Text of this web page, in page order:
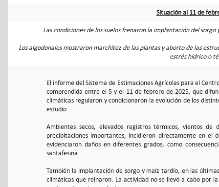
Situación al 11 de
Las condiciones de los suelos frenaron la implantación del
Los algodonales mostraron marchitez de las plantas y aborto de las
estrés hídrico o
El informe del Sistema de Estimaciones Agrícolas para el
comprendida entre el 5 y el 11 de febrero de 2025, que
climáticas regularon y condicionaron la evolución de los
estudio.
Ambientes secos, elevados registros térmicos, vientos
precipitaciones importantes, incidieron directamente en el
evidenciaron daños en diferentes grados, como
santafesina.
También la implantación de sorgo y maíz tardío, en las
climáticas que reinaron. La actividad no se llevó a cabo por